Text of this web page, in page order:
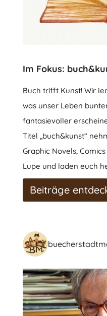
Im Fokus:
Buch trifft Kunst! Wir
was unser Leben
fantasievoller
Titel „buch&kunst“
Graphic Novels,
Lupe und laden euch
Beiträge